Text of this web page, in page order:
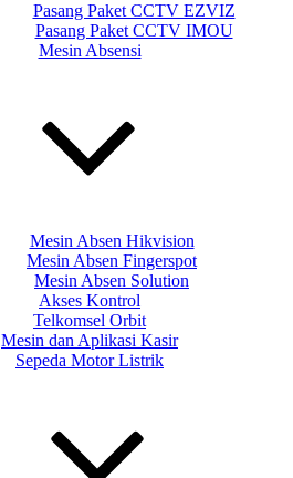
Pasang Paket CCTV EZVIZ
Pasang Paket CCTV IMOU
Mesin Absensi
Mesin Absen Hikvision
Mesin Absen Fingerspot
Mesin Absen Solution
Akses Kontrol
Telkomsel Orbit
Mesin dan Aplikasi Kasir
Sepeda Motor Listrik